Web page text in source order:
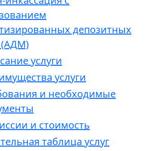
депозитных
услуги
услуги
и необходимые
и стоимость
таблица услуг